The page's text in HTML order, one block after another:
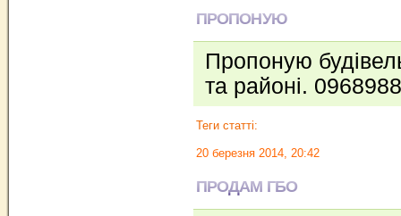
ПРОПОНУЮ
Пропоную
та районі.
Теги статті:
20 березня 2014, 20:42
ПРОДАМ ГБО